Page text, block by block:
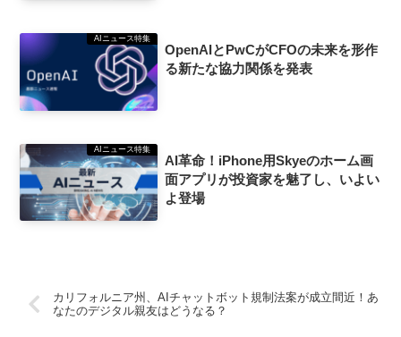
AIニュース特集
OpenAIとPwCがCFOの未来を形作
る新たな協力関係を発表
AIニュース特集
AI革命！iPhone用Skyeのホーム画
面アプリが投資家を魅了し、いよい
よ登場
カリフォルニア州、AIチャットボット規制法案が成立間近！あ
なたのデジタル親友はどうなる？